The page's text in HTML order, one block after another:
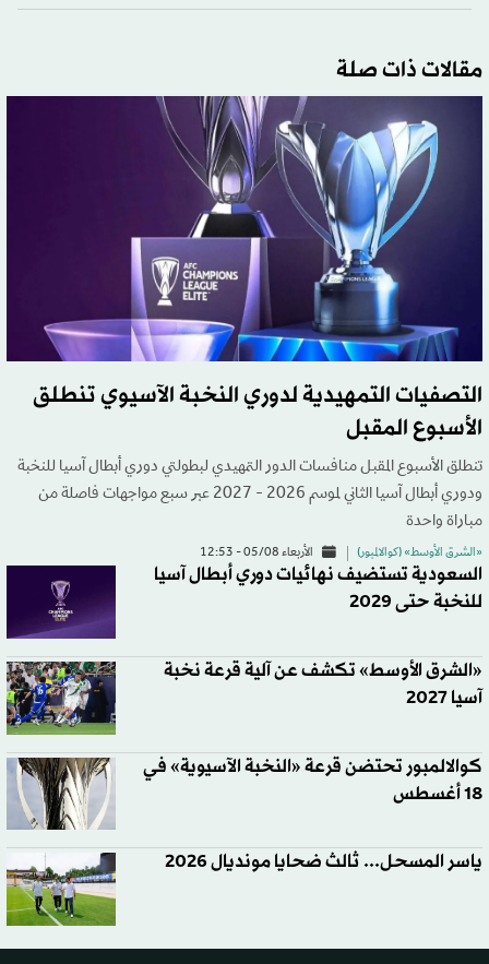
مقالات ذات صلة
التصفيات التمهيدية لدوري النخبة الآسيوي تنطلق
الأسبوع المقبل
تنطلق الأسبوع المقبل منافسات الدور التمهيدي لبطولتي دوري أبطال آسيا للنخبة
ودوري أبطال آسيا الثاني لموسم 2026 - 2027 عبر سبع مواجهات فاصلة من
مباراة واحدة
«الشرق الأوسط» (كوالالمبور) الأربعاء 05/08 - 12:53
السعودية تستضيف نهائيات دوري أبطال آسيا
للنخبة حتى 2029
«الشرق الأوسط» تكشف عن آلية قرعة نخبة
آسيا 2027
كوالالمبور تحتضن قرعة «النخبة الآسيوية» في
18 أغسطس
ياسر المسحل... ثالث ضحايا مونديال 2026